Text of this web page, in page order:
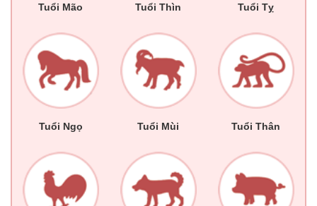
Tuổi Mão Tuổi Thìn Tuổi Tỵ
Tuổi Ngọ Tuổi Mùi Tuổi Thân